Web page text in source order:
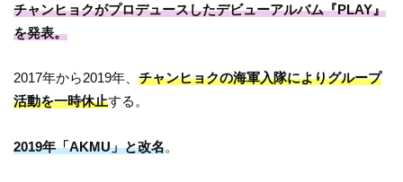
チャンヒョクがプロデュースしたデビューアルバム『PLAY』
を発表。
2017年から2019年、チャンヒョクの海軍入隊によりグループ
活動を一時休止する。
2019年「AKMU」と改名。